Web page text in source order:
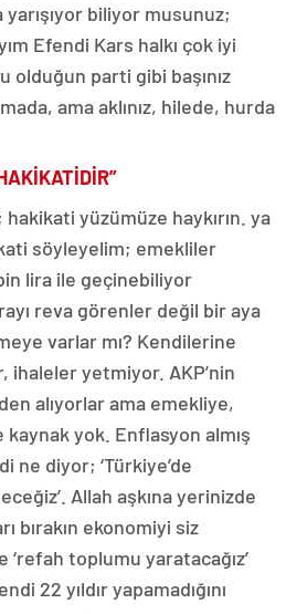
yarışıyor biliyor musunuz;
Efendi Kars halkı çok iyi
olduğun parti gibi başınız
ama aklınız, hilede, hurda
yüzümüze haykırın. ya
söyleyelim; emekliler
lira ile geçinebiliyor
reva görenler değil bir aya
varlar mı? Kendilerine
ihaleler yetmiyor. AKP’nin
alıyorlar ama emekliye,
yok. Enflasyon almış
ne diyor; ‘Türkiye’de
Allah aşkına yerinizde
bırakın ekonomiyi siz
toplumu yaratacağız’
22 yıldır yapamadığını